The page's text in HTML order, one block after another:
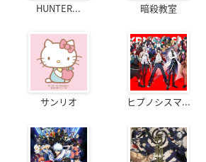
HUNTER... 暗殺教室
サンリオ ヒプノシスマ...